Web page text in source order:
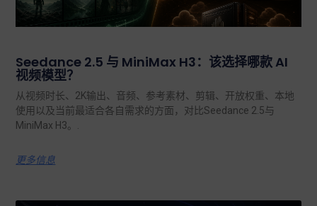
Seedance 2.5 与 MiniMax H3：该选择哪款 AI
视频模型？
从视频时长、2K输出、音频、参考素材、剪辑、开放权重、本地
使用以及当前最适合各自需求的方面，对比Seedance 2.5与
MiniMax H3。.
更多信息